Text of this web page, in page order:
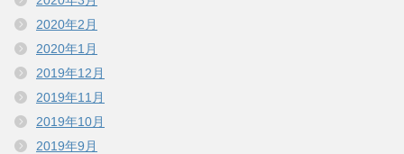
2020年2月
2020年1月
2019年12月
2019年11月
2019年10月
2019年9月